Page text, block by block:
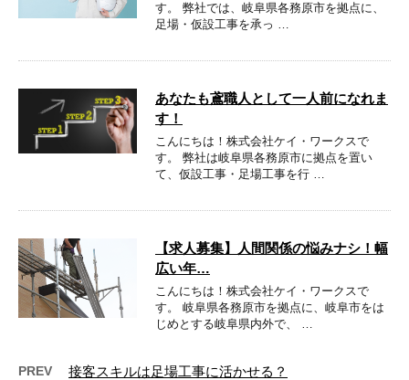
す。 弊社では、岐阜県各務原市を拠点に、
足場・仮設工事を承っ …
あなたも鳶職人として一人前になれま
す！
こんにちは！株式会社ケイ・ワークスで
す。 弊社は岐阜県各務原市に拠点を置い
て、仮設工事・足場工事を行 …
【求人募集】人間関係の悩みナシ！幅
広い年…
こんにちは！株式会社ケイ・ワークスで
す。 岐阜県各務原市を拠点に、岐阜市をは
じめとする岐阜県内外で、 …
PREV 接客スキルは足場工事に活かせる？